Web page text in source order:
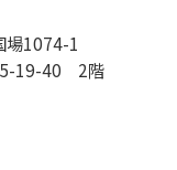
1074-1
5-19-40 2階